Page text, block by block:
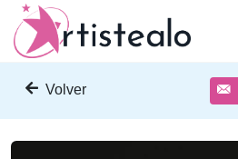
Volver